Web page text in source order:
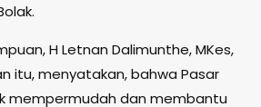
H Letnan Dalimunthe, MKes,
itu, menyatakan, bahwa Pasar
mempermudah dan membantu